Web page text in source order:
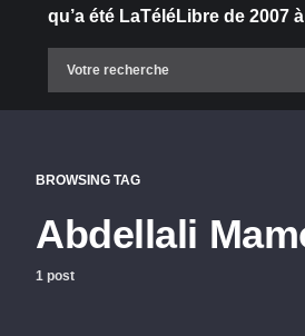
qu’a été LaTéléLibre de 2007
BROWSING TAG
Abdellali
1 post